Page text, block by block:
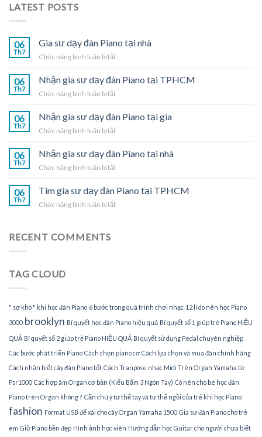
LATEST POSTS
06
Th7
Gia sư dạy đàn Piano tại nhà
Chức năng bình luận bị tắtở
đàn
tại
06
Th7
Nhận gia sư dạy đàn Piano tại TPHCM
Chức năng bình luận bị tắtở
gia
dạy
Piano
06
Th7
Nhận gia sư dạy đàn Piano tại gia
Chức năng bình luận bị tắtở
gia
dạy
Piano
06
Th7
Nhận gia sư dạy đàn Piano tại nhà
Chức năng bình luận bị tắtở
gia
dạy
06
Th7
Tìm gia sư dạy đàn Piano tại TPHCM
Chức năng bình luận bị tắtở
RECENT COMMENTS
TAG CLOUD
" sợ khó " khi học đàn Piano 6 bước trong quá trình chơi nhạc 12 lí do nên học Piano
3000 brooklyn Bí quyết học đàn Piano hiệu quả Bí quyết số 1 giúp trẻ Piano HIỆU
QUẢ Bí quyết số 2 giúp trẻ Piano HIỆU QUẢ Bí quyết sử dụng Pedal chuyên nghiệp
Các bước phát triển Piano Cách chọn piano cơ Cách lựa chọn và mua đàn chính hãng
Cách nhận biết cây đàn Piano tốt Cách Tranpose nhạc Midi Trên Organ Yamaha từ
Psr1000 Các hợp âm Organ cơ bản (Kiểu Bấm 3 Ngón Tay) Có nên cho bé học đàn
Piano trên Organ không ? Cần chú ý tư thế tay và tư thế ngồi của trẻ khi học Piano
fashion Format USB để xài cho cây Organ Yamaha 1500 Gia sư đàn Piano cho trẻ
em Giữ Piano bền đẹp Hình ảnh học viên Hướng dẫn học Guitar cho người chưa biết